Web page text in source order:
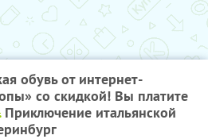
обувь от интернет-
со скидкой! Вы платите
Приключение итальянской